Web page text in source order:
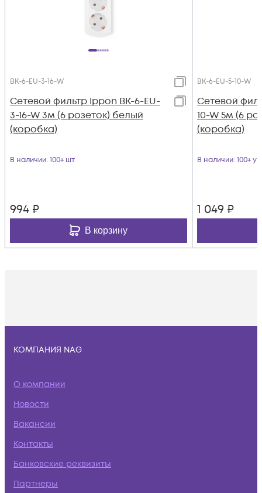
BK-6-EU-3-16-W
Сетевой фильтр Ippon BK-6-EU-
3-16-W 3м (6 розеток) белый
(коробка)
В наличии: 100+ шт
994 ₽
В корзину
BK-6-EU-5-10-W
Сетевой
10-W 5м (6
(коробка)
В наличии: 100+ уп
1 049 ₽
КОМПАНИЯ NAG
О компании
Новости
Вакансии
Контакты
Банковские реквизиты
Партнеры